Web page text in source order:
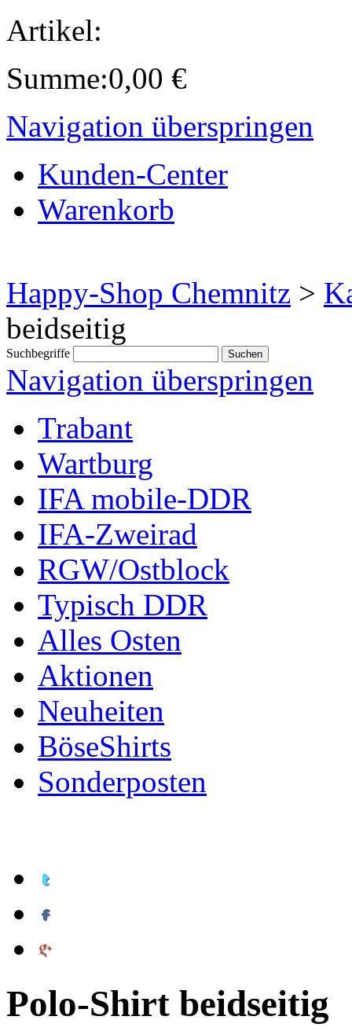
Artikel:
Summe:0,00 €
Navigation überspringen
Kunden-Center
Warenkorb
Happy-Shop Chemnitz >
beidseitig
Suchbegriffe
Navigation überspringen
Trabant
Wartburg
IFA mobile-DDR
IFA-Zweirad
RGW/Ostblock
Typisch DDR
Alles Osten
Aktionen
Neuheiten
BöseShirts
Sonderposten
Polo-Shirt beidseitig